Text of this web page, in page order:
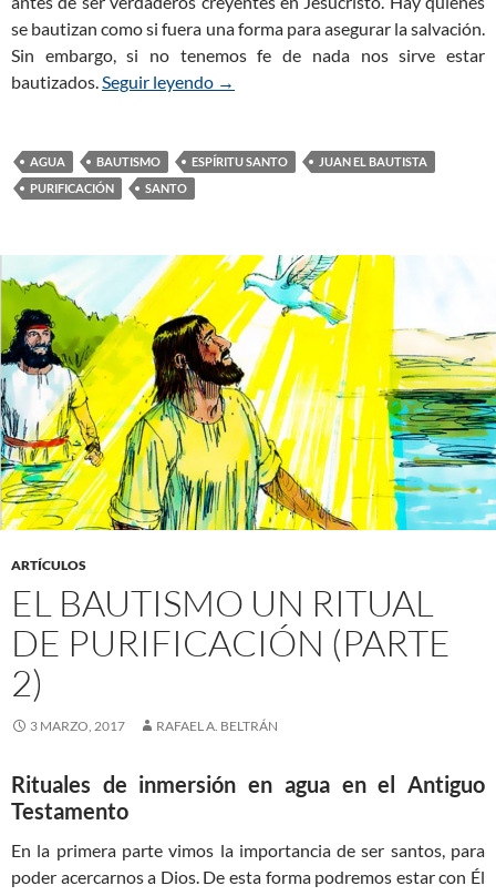
se bautizan como si fuera una forma para asegurar la salvación.
Sin embargo, si no tenemos fe de nada nos sirve estar
bautizados.Seguir leyendo El Bautismo un Ritual de
→
AGUA BAUTISMO ESPÍRITU SANTO
JUAN EL BAUTISTA
PURIFICACIÓN
SANTO
ARTÍCULOS
EL BAUTISMO UN RITUAL
DE PURIFICACIÓN (PARTE
2)
3 MARZO, 2017 RAFAEL A. BELTRÁN
Rituales de inmersión en agua en el Antiguo
Testamento
En la primera parte vimos la importancia de ser santos, para
poder acercarnos a Dios. De esta forma podremos estar con Él